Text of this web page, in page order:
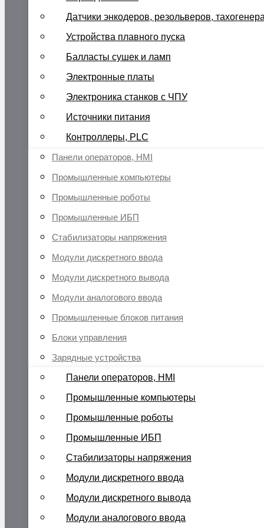
Датчики энкодеров, резольверов,
Устройства плавного пуска
Балласты сушек и ламп
Электронные платы
Электроника станков с ЧПУ
Источники питания
Контроллеры, PLC
Панели операторов, HMI
Промышленные компьютеры
Промышленные роботы
Промышленные ИБП
Стабилизаторы напряжения
Модули дискретного ввода
Модули дискретного вывода
Модули аналогового ввода
Промышленные блоков питания
Блоки управления
Зарядные устройства
Панели операторов, HMI
Промышленные компьютеры
Промышленные роботы
Промышленные ИБП
Стабилизаторы напряжения
Модули дискретного ввода
Модули дискретного вывода
Модули аналогового ввода